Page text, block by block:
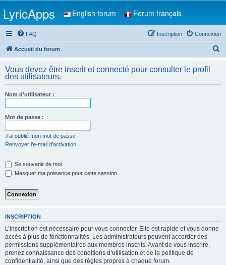
LyricApps English forum Forum français
FAQ Connexion
Inscription
Accueil du forum
h
Vous devez être inscrit et connecté pour consulter le profil
des utilisateurs.
Nom d’utilisateur :
Mot de passe :
J’ai oublié mon mot de passe
Renvoyer l’e-mail d’activation
Se souvenir de moi
Masquer ma présence pour cette session
INSCRIPTION
L’inscription est nécessaire pour vous connecter. Elle est rapide et vous donne
accès à plus de fonctionnalités. Les administrateurs peuvent accorder des
permissions supplémentaires aux membres inscrits. Avant de vous inscrire,
prenez connaissance des conditions d’utilisation et de la politique de
confidentialité, ainsi que des règles propres à chaque forum.